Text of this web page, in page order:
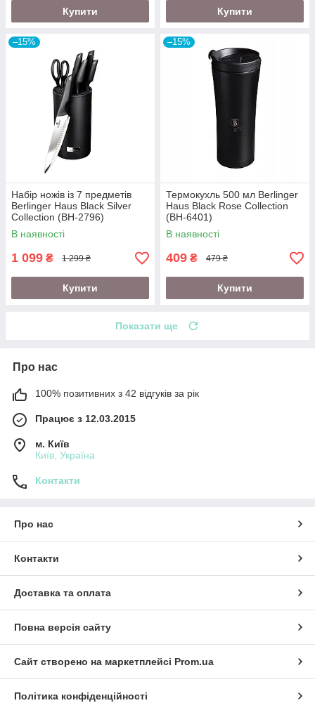
Купити Купити
–15%
Набір ножів із 7 предметів
Berlinger Haus Black Silver
Collection (BH-2796)
В наявності
1 099 ₴ 1 299 ₴
Купити
–15%
Термокухль 500 мл Berlinger
Haus Black Rose Collection
(BH-6401)
В наявності
409 ₴ 479 ₴
Купити
Показати ще
Про нас
100% позитивних з 42 відгуків за рік
Працює з 12.03.2015
м. Київ
Київ, Україна
Контакти
Про нас
Контакти
Доставка та оплата
Повна версія сайту
Сайт створено на маркетплейсі Prom.ua
Політика конфіденційності